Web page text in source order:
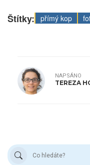
Štítky: přímý kop
NAPSÁNO
TEREZA